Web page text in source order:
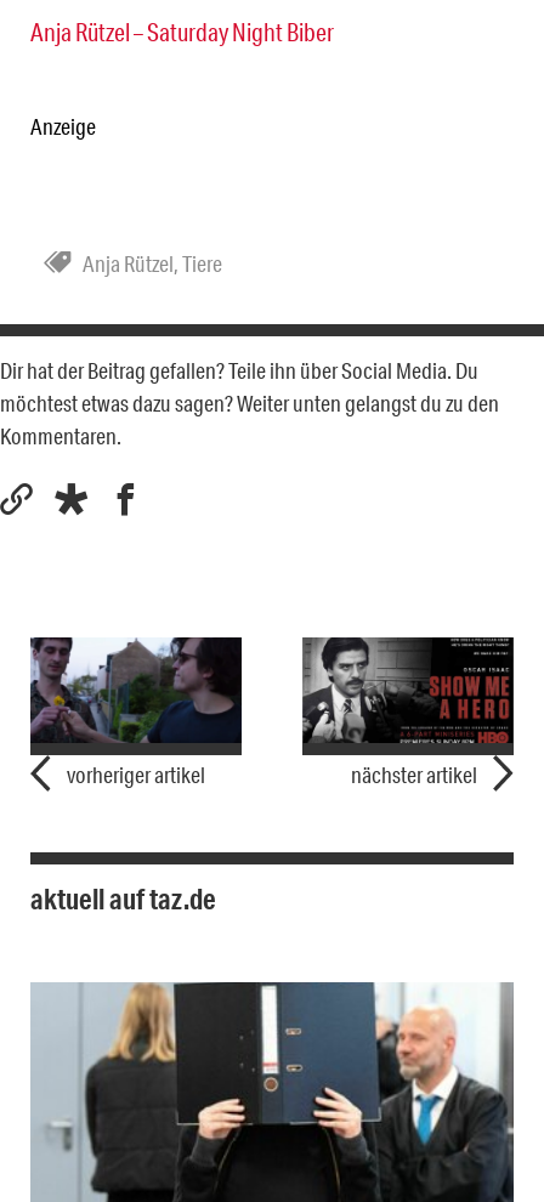
Anja Rützel – Saturday Night Biber
Anzeige
Anja Rützel,Tiere
Dir hat der Beitrag gefallen? Teile ihn über Social Media. Du
möchtest etwas dazu sagen? Weiter unten gelangst du zu den
Kommentaren.
vorheriger artikel nächster artikel
aktuell auf taz.de